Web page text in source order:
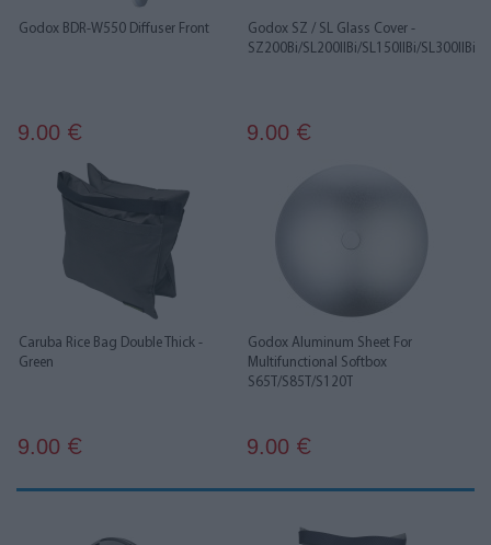
Godox BDR-W550 Diffuser Front
9.00 €
Godox SZ / SL Glass Cover -
SZ200Bi/SL200IIBi/SL150IIBi/SL300IIBi
9.00 €
Caruba Rice Bag Double Thick -
Green
9.00 €
Godox Aluminum Sheet For
Multifunctional Softbox
S65T/S85T/S120T
9.00 €